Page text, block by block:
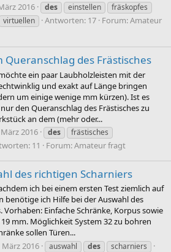
2016 des einstellen
fräskopfes
virtuellen Antworten: 17 Forum:Amateur
des Frästisches
ein paar Laubholzleisten mit der
und exakt auf Länge bringen
um einige wenige mm kürzen). Ist es
den Queranschlag des Frästisches zu
an dem (mehr oder...
2016 des
frästisches
11 Forum:Amateur fragt
des richtigen Scharniers
ich bei einem ersten Test ziemlich auf
benötige ich Hilfe bei der Auswahl des
Vorhaben: Einfache Schränke, Korpus sowie
mm. Möglichkeit System 32 zu bohren
sollen Türen...
März 2016 auswahl des scharniers